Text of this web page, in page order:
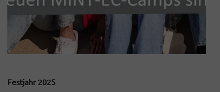
Festjahr 2025